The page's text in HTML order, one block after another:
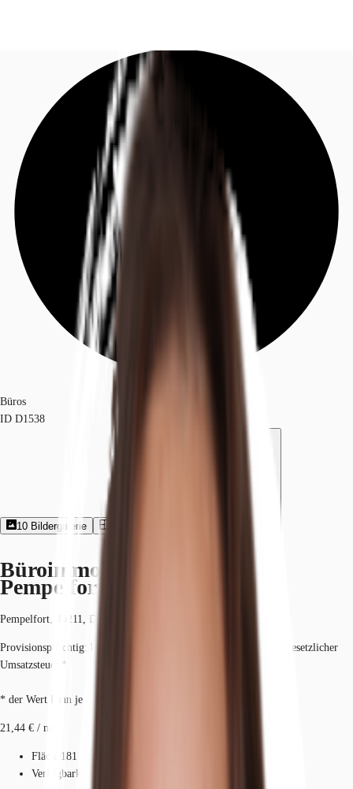
Investieren
Marktinformationen
Mehrwert
Coworking
Ihre Ansprechpartner
Favoriten
Jetzt anrufen
Büros
ID D1538
10 Bildergalerie
Exposé herunterladen
Büroimmobilie - Düsseldorf,
Pempelfort - D1538
Pempelfort, 40211, Düsseldorf, Nordrhein-Westfalen
Provisionspflichtig: bei Anmietung 3 Netto-Monatsmieten zzgl. gesetzlicher
Umsatzsteuer.*
* der Wert kann je nach Vertragslaufzeit variieren.
21,44 € / m²
Fläche
181 m²
Verfügbarkeit